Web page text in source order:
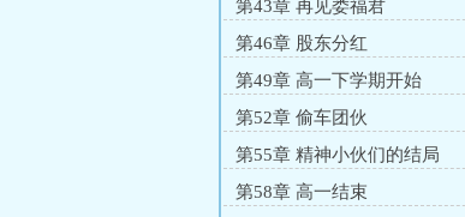
第43章 再见娄福君
第46章 股东分红
第49章 高一下学期开始
第52章 偷车团伙
第55章 精神小伙们的结局
第58章 高一结束